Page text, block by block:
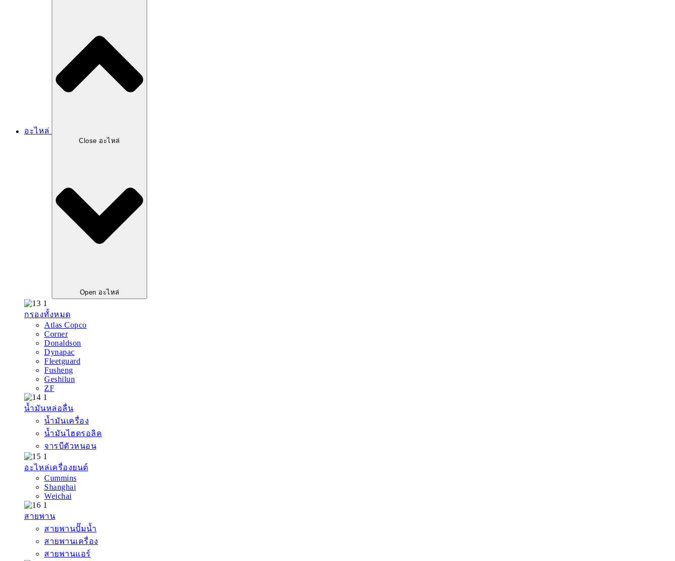
อะไหล่
Close อะไหล่
Open อะไหล่
กรองทั้งหมด
Atlas Copco
Corner
Donaldson
Dynapac
Fleetguard
Fusheng
Geshilun
ZF
น้ำมันหล่อลื่น
น้ำมันเครื่อง
น้ำมันไฮดรอลิค
จารบีตัวหนอน
อะไหล่เครื่องยนต์
Cummins
Shanghai
Weichai
สายพาน
สายพานปั๊มน้ำ
สายพานเครื่อง
สายพานแอร์